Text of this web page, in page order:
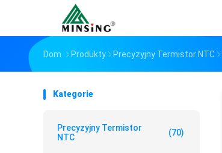
Dom Produkty Precyzyjny Termistor NTC
Kategorie
Precyzyjny Termistor
NTC
(70)